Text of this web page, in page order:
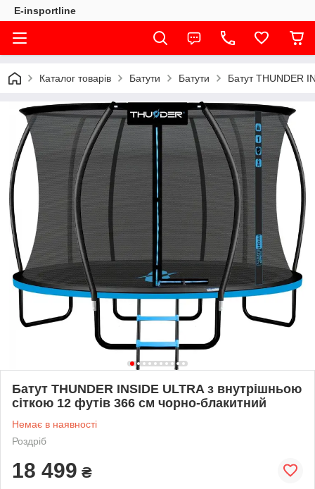
E-insportline
Каталог товарів Батути Батути Батут THUNDER
Батут THUNDER INSIDE ULTRA з внутрішньою
сіткою 12 футів 366 см чорно-блакитний
Немає в наявності
Роздріб
18 499 ₴